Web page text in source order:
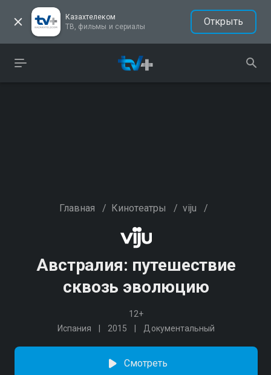
Казахтелеком
ТВ, фильмы и сериалы
Открыть
Главная / Кинотеатры / viju /
Австралия: путешествие
сквозь эволюцию
12+
Испания
2015 Документальный
Смотреть